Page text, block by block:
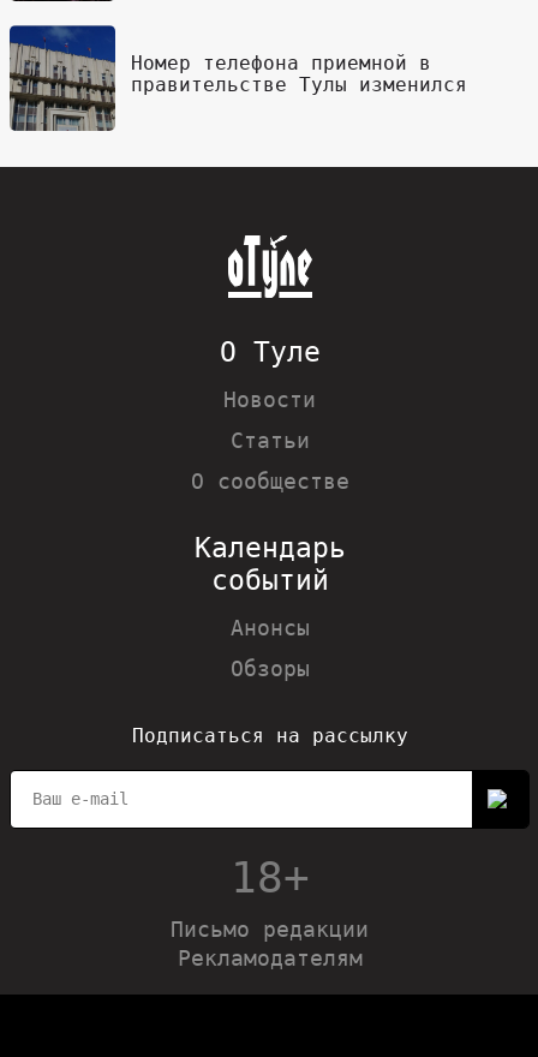
Номер телефона приемной в
правительстве Тулы изменился
О Туле
Новости
Статьи
О сообществе
Календарь
событий
Анонсы
Обзоры
Подписаться на рассылку
18+
Письмо редакции
Рекламодателям